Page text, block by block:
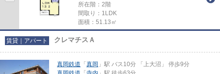
所在階：2階
間取り：1LDK
面積：51.13㎡
賃貸｜アパート クレマチスＡ
真岡鉄道 「 真岡 」駅 バス10分 「上大沼」 停歩9分